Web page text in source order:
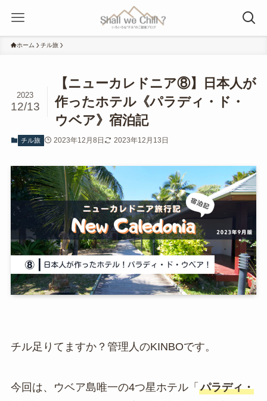
ホーム チル旅
【ニューカレドニア⑧】日本人が
作ったホテル《パラディ・ド・
ウベア》宿泊記
2023
12/13
チル旅 2023年12月8日 2023年12月13日
チル足りてますか？管理人のKINBOです。
今回は、ウベア島唯一の4つ星ホテル「 パラディ・